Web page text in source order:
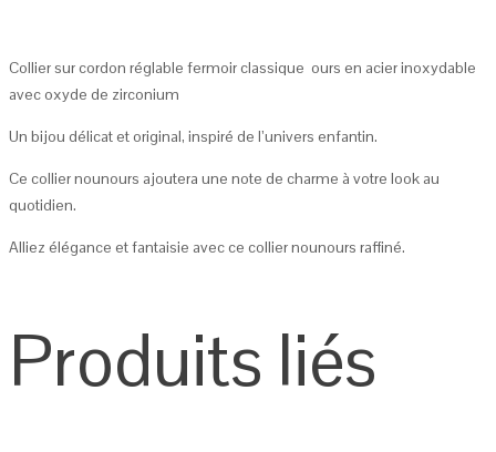
Collier sur cordon réglable fermoir classique ours en acier inoxydable
avec oxyde de zirconium
Un bijou délicat et original, inspiré de l’univers enfantin.
Ce collier nounours ajoutera une note de charme à votre look au
quotidien.
Alliez élégance et fantaisie avec ce collier nounours raffiné.
Produits liés